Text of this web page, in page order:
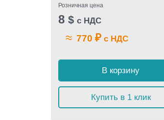
Розничная цена
8 $ с НДС
≈ 770 ₽ с НДС
В корзину
Купить в 1 клик